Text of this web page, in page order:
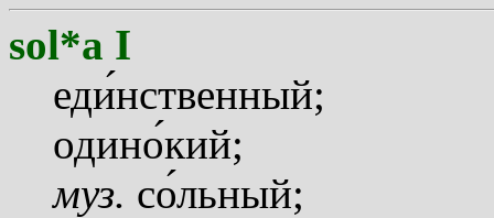
sol*a I
единственный;
одинокий;
муз. сольный;